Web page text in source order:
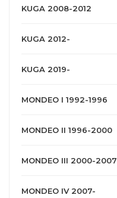
KUGA 2008-2012
KUGA 2012-
KUGA 2019-
MONDEO I 1992-1996
MONDEO II 1996-2000
MONDEO III 2000-2007
MONDEO IV 2007-